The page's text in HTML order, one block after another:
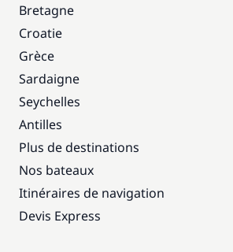
Bretagne
Croatie
Grèce
Sardaigne
Seychelles
Antilles
Plus de destinations
Nos bateaux
Itinéraires de navigation
Devis Express